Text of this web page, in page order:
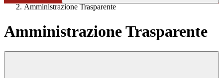
Amministrazione Trasparente
Amministrazione Trasparente